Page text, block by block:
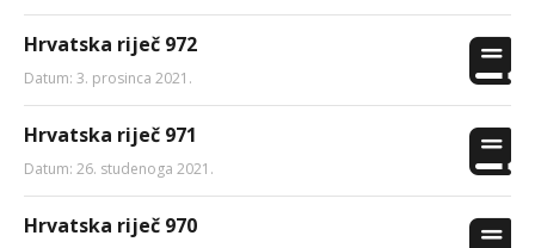
Hrvatska riječ 972
Datum: 3. prosinca 2021.
Hrvatska riječ 971
Datum: 26. studenoga 2021.
Hrvatska riječ 970